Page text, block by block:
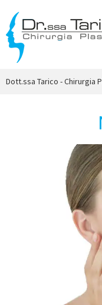
Dott.ssa Tarico - Chirurgia